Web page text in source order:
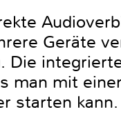
Geräte
Die
man mit
starten kann.